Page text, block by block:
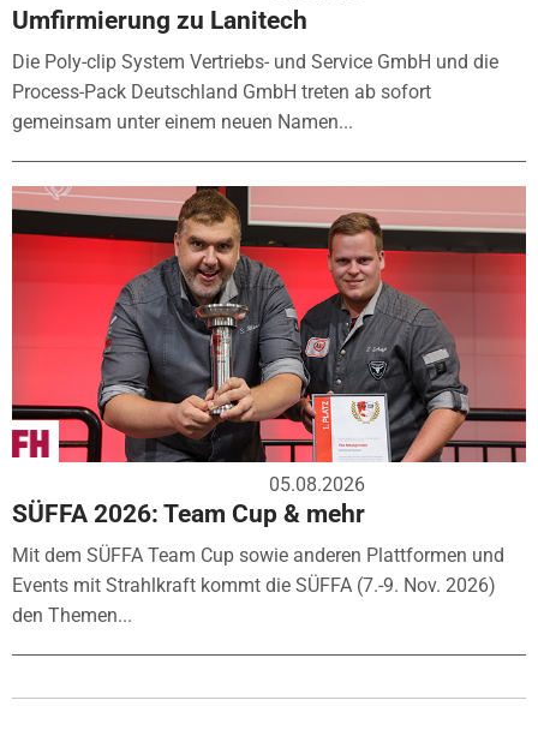
Umfirmierung zu Lanitech
Die Poly-clip System Vertriebs- und Service GmbH und die
Process-Pack Deutschland GmbH treten ab sofort
gemeinsam unter einem neuen Namen...
05.08.2026
SÜFFA 2026: Team Cup & mehr
Mit dem SÜFFA Team Cup sowie anderen Plattformen und
Events mit Strahlkraft kommt die SÜFFA (7.-9. Nov. 2026)
den Themen...